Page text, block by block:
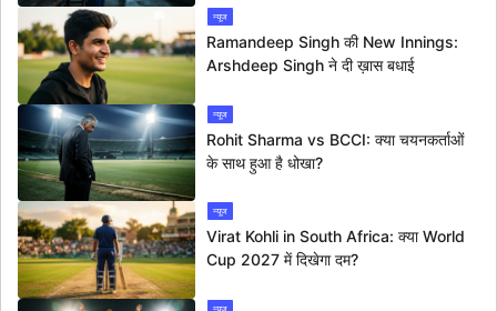
न्यूज
Ramandeep Singh की New Innings:
Arshdeep Singh ने दी ख़ास बधाई
न्यूज
Rohit Sharma vs BCCI: क्या चयनकर्ताओं
के साथ हुआ है धोखा?
न्यूज
Virat Kohli in South Africa: क्या World
Cup 2027 में दिखेगा दम?
न्यूज